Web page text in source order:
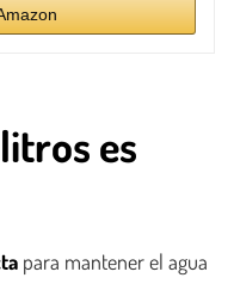
es
para mantener el agua